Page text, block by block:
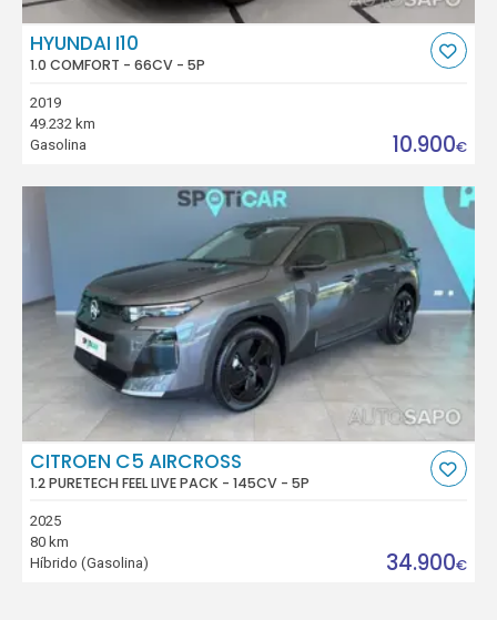
HYUNDAI I10
1.0 COMFORT - 66CV - 5P
2019
49.232 km
Gasolina
10.900€
CITROEN C5 AIRCROSS
1.2 PURETECH FEEL LIVE PACK - 145CV - 5P
2025
80 km
Híbrido (Gasolina)
34.900€